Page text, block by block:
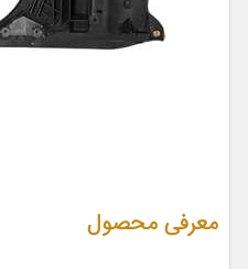
معرفی محصول